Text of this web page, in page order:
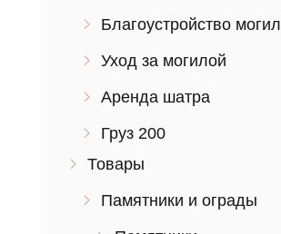
Благоустройство могил
Уход за могилой
Аренда шатра
Груз 200
Товары
Памятники и ограды